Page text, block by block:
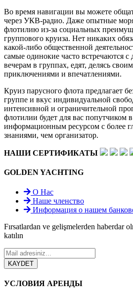
Во время навигации вы можете
через УКВ-радио. Даже опытные
флотилию из-за социальных
группового круиза. Нет никаких
какой-либо общественной
самые одинокие часто встречаются
вечерам в группах, едят, делясь
приключениями и впечатлениями.
Круиз парусного флота предлагает
группе и вкус индивидуальной
интенсивной и ограничительной
флотилии будет для вас попутчиком
информационным ресурсом с более
знаниями, чем организатор.
НАШИ СЕРТИФИКАТЫ
GOLDEN YACHTING
О Нас
Наше членство
Информация о нашем
Fırsatlardan ve gelişmelerden haberdar
katılın
УСЛОВИЯ АРЕНДЫ